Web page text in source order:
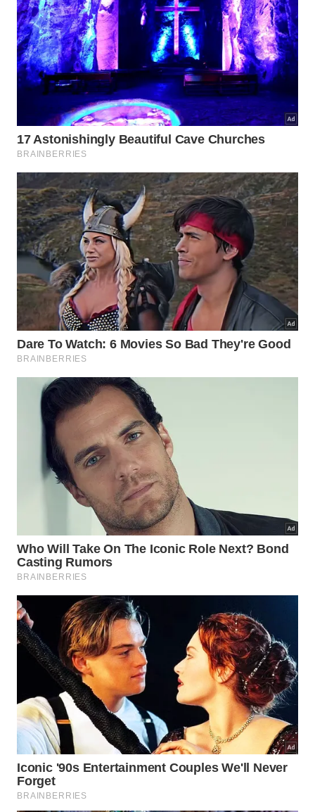
A restauração inteligente de portas antigas preserva o
gerada por IA
Como manter a durabilidade do
revestimento aplicado?
A conservação exige rotina simples de limpeza
utilizando apenas pano macio úmido. Evite esfregar
com força excessiva para nunca comprometer a
película do verniz fosco aplicado. Desse modo a
estrutura manterá seu aspecto original de forma
altamenteprotegida erenovada.
Revisar o estado das dobradiças e fechaduras
também contribui diretamente para a preservação
geral do conjunto. Manter os componentes
lubrificados evita atritos desnecessários que
possam arranhar as superfícies pintadas. A
restauração residencial consciente garante
resultados incríveis demaneira
duradoura.